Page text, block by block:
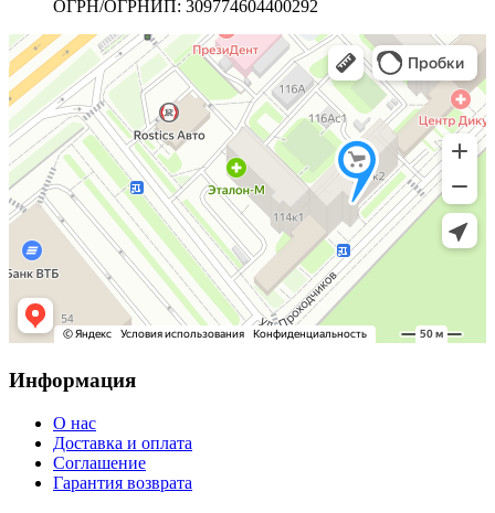
ОГРН/ОГРНИП: 309774604400292
Информация
О нас
Доставка и оплата
Соглашение
Гарантия возврата